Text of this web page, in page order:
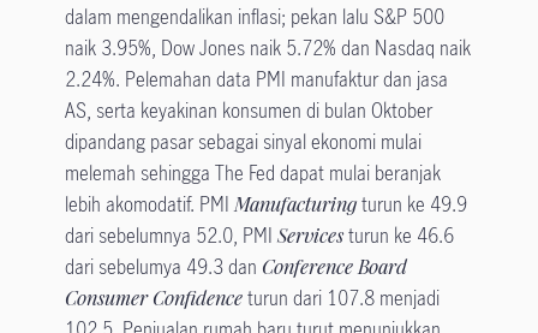
dalam mengendalikan inflasi; pekan lalu S&P 500
naik 3.95%, Dow Jones naik 5.72% dan Nasdaq naik
2.24%. Pelemahan data PMI manufaktur dan jasa
AS, serta keyakinan konsumen di bulan Oktober
dipandang pasar sebagai sinyal ekonomi mulai
melemah sehingga The Fed dapat mulai beranjak
lebih akomodatif. PMIManufacturingturun ke 49.9
dari sebelumnya 52.0, PMIServicesturun ke 46.6
dari sebelumya 49.3 dan Conference Board
Consumer Confidenceturun dari 107.8 menjadi